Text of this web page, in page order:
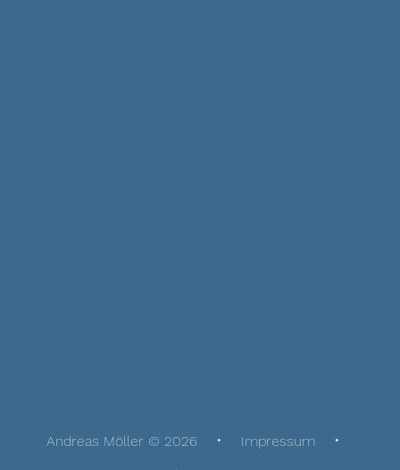
Andreas Möller © 2026
Impressum